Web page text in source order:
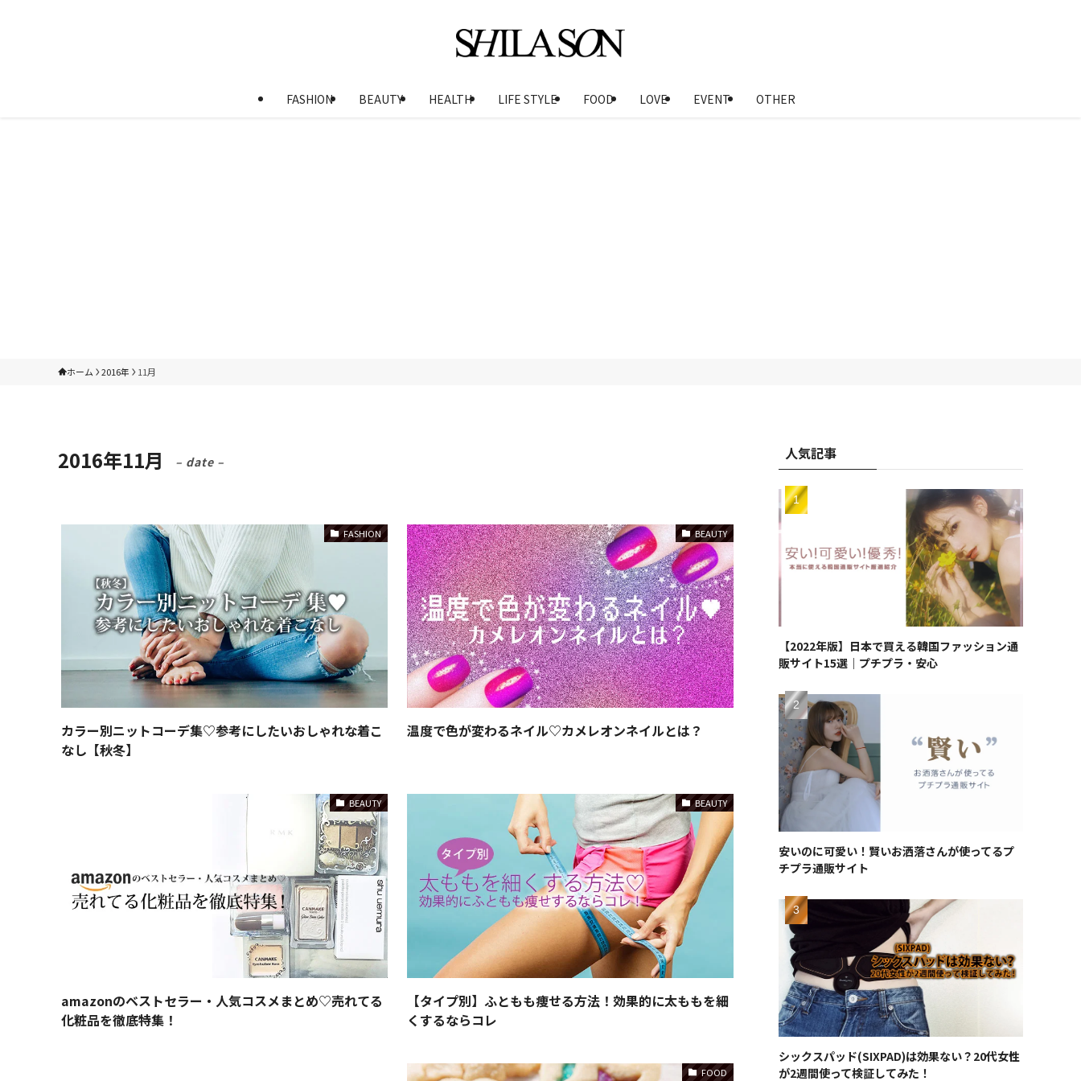
FASHION BEAUTY HEALTH LIFE STYLE FOOD LOVE EVENT OTHER
ホーム 2016年 11月
2016年11月 – date –
FASHION
カラー別ニットコーデ集♡参考にしたいおしゃれな着こ
なし【秋冬】
BEAUTY
温度で色が変わるネイル♡カメレオンネイルとは？
BEAUTY
amazonのベストセラー・人気コスメまとめ♡売れてる
化粧品を徹底特集！
BEAUTY
【タイプ別】ふともも痩せる方法！効果的に太ももを細
くするならコレ
FOOD
人気記事
【2022年版】日本で買える韓国ファッション通
販サイト15選｜プチプラ・安心
安いのに可愛い！賢いお洒落さんが使ってるプ
チプラ通販サイト
シックスパッド(SIXPAD)は効果ない？20代女性
が2週間使って検証してみた！